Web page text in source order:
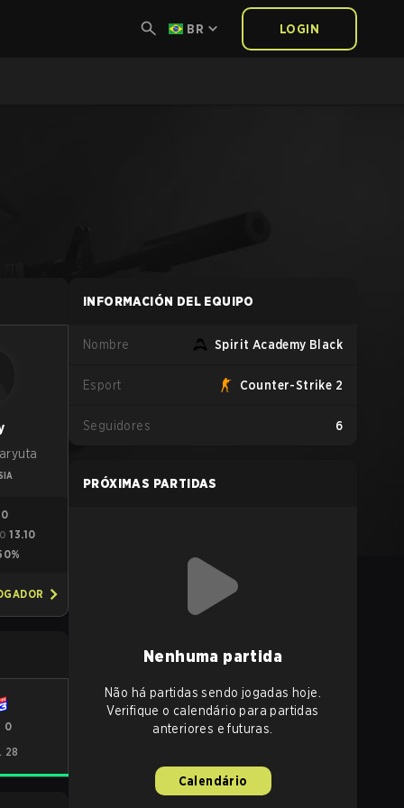
BR LOGIN
13.10
0
28
INFORMACIÓN DEL EQUIPO
Nombre Spirit Academy Black
Esport Counter-Strike 2
Seguidores 6
PRÓXIMAS PARTIDAS
Nenhuma partida
Não há partidas sendo jogadas hoje.
Verifique o calendário para partidas
anteriores e futuras.
Calendário